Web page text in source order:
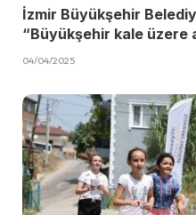
İzmir Büyükşehir
“Büyükşehir kale üzere
04/04/2025